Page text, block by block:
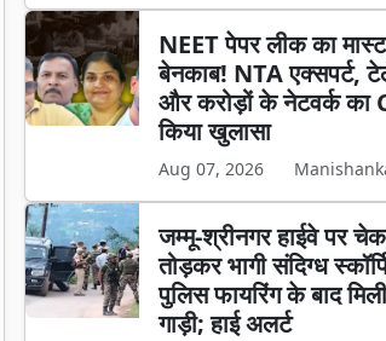
NEET पेपर लीक का
बेनकाब! NTA एक्सपर्ट,
और करोड़ों के नेटवर्क का
किया खुलासा
Aug 07, 2026
जम्मू-श्रीनगर हाईवे पर
तोड़कर भागी संदिग्ध
पुलिस फायरिंग के बाद
गाड़ी; हाई अलर्ट